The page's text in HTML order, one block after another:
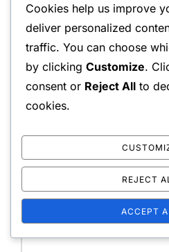
LEAVE A
Your email address will not
fields are marked
Message:
Cookies help us improve
deliver personalized
traffic. You can choose
by clicking Customize.
consent or Reject All to
cookies.
REJECT
ACCEPT